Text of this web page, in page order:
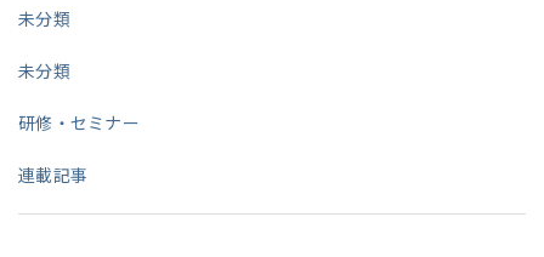
未分類
未分類
研修・セミナー
連載記事